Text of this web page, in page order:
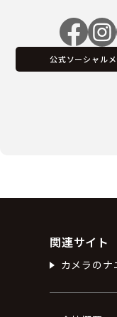
公式ソーシャル
関連サイト
カメラのナ